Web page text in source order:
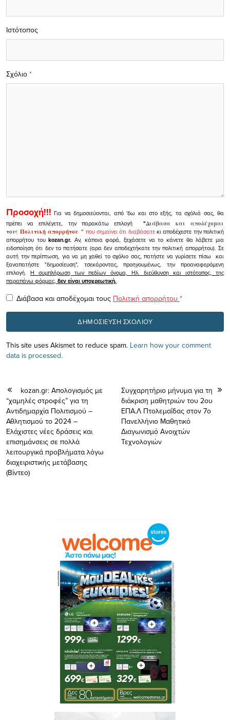
Σχόλιο *
Ιστότοπος
Προσοχή!!! Για να δημοσιεύονται, από 'δω και στο εξής, τα σχόλιά σας, θα
πρέπει να επιλέγετε, την παρακάτω επιλογή
"Διάβασα και αποδέχομαι
τουςΠολιτική απορρήτου" που σημαίνει ότι διαβάσατεκι αποδέχεστε την πολιτική
απορρήτου τουkozan.gr. Αν, κάποια φορά, ξεχάσετε να το κάνετε θα λάβετε μια
ειδοποίηση ότι δεν το πατήσατε (αρα δεν αποδεχτήκατε την πολιτική απορρήτου). Σε
αυτή την περίπτωση, για να μη χαθεί το σχόλιο σας, πατήστε να γυρίσετε πίσω και
ξαναπατήστε "δημοσίευση", τσεκάροντας, προηγουμένως, την προαναφερόμενη
επιλογή.Η συμπλήρωση των πεδίων όνομα, Ηλ. διεύθυνση και ιστότοπος, της
παραπάνω φόρμας, δεν είναι υποχρεωτική.
Διάβασα και αποδέχομαι τους Πολιτική απορρήτου *
This site uses Akismet to reduce spam. Learn how your comment
data is processed.
kozan.gr: Απολογισμός με
“χαμηλές στροφές” για τη
Αντιδημαρχία Πολιτισμού –
Αθλητισμού το 2024 –
Ελάχιστες νέες δράσεις και
επισημάνσεις σε πολλά
λειτουργικά προβλήματα λόγω
διαχειριστικής μετάβασης
(Bίντεο)
Συγχαρητήριο μήνυμα για τη
διάκριση μαθητριών του 2ου
ΕΠΑ.Λ Πτολεμαΐδας στον 7ο
Πανελλήνιο Μαθητικό
Διαγωνισμό Ανοιχτών
Τεχνολογιών